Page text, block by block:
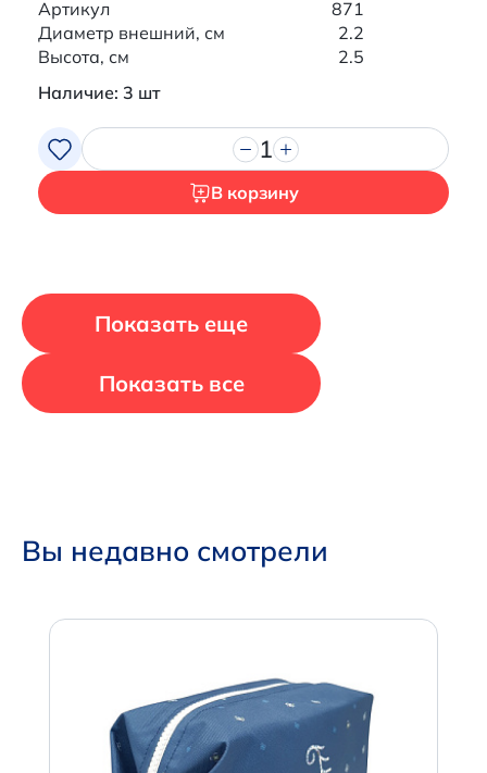
Артикул
871
Диаметр внешний, см
2.2
Высота, см
2.5
Наличие: 3 шт
1
В корзину
Показать еще
Показать все
Вы недавно смотрели